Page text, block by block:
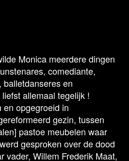
Monica meerdere dingen
comediante,
balletdanseres en
allemaal tegelijk !
opgegroeid in
gezin, tussen
pastoe meubelen waar
gesproken over de dood
vader, Willem Frederik Maat,